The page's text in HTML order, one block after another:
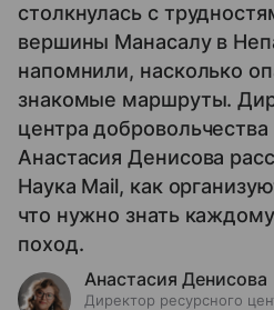
столкнулась с
вершины Манасалу в
напомнили, насколько
знакомые маршруты.
центра
Анастасия Денисова
Наука Mail, как
что нужно знать
поход.
Анастасия Денисова
Директор ресурсного